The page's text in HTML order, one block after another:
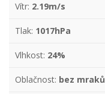
Vítr: 2.19m/s
Tlak: 1017hPa
Vlhkost: 24%
Oblačnost: bez mraků